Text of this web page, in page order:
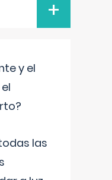
+
y el
las